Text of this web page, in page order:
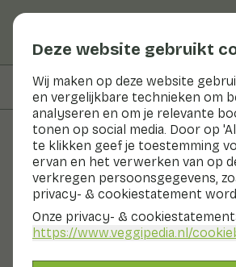
Deze website gebruikt
Wij maken op deze website
en vergelijkbare technieken om
analyseren en om je relevante
tonen op social media. Door op
te klikken geef je toestemming
ervan en het verwerken van op
verkregen persoonsgegevens,
privacy- & cookiestatement
Onze privacy- & cookiestatement:
https://www.veggipedia.nl/
Op deze pagina
Recepten
Aardappelbakjes
groenten